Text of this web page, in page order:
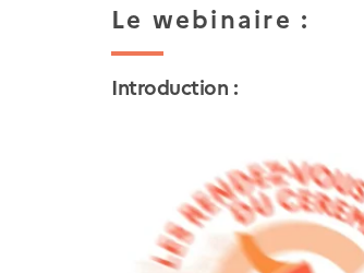
Le webinaire :
Introduction :